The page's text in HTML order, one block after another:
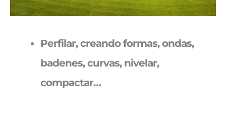
Perfilar, creando formas, ondas,
badenes, curvas, nivelar,
compactar…